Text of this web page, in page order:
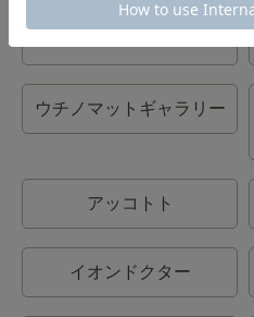
ウチノマットギャラリー
アッコトト
イオンドクター